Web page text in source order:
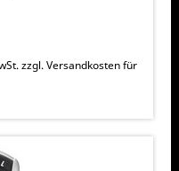
zzgl.Versandkosten für